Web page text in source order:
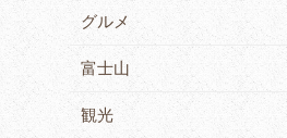
グルメ
富士山
観光